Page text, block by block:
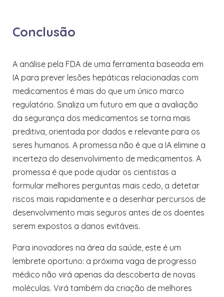
Conclusão
A análise pela FDA de uma ferramenta baseada em
IA para prever lesões hepáticas relacionadas com
medicamentos é mais do que um único marco
regulatório. Sinaliza um futuro em que a avaliação
da segurança dos medicamentos se torna mais
preditiva, orientada por dados e relevante para os
seres humanos. A promessa não é que a IA elimine a
incerteza do desenvolvimento de medicamentos. A
promessa é que pode ajudar os cientistas a
formular melhores perguntas mais cedo, a detetar
riscos mais rapidamente e a desenhar percursos de
desenvolvimento mais seguros antes de os doentes
serem expostos a danos evitáveis.
Para inovadores na área da saúde, este é um
lembrete oportuno: a próxima vaga de progresso
médico não virá apenas da descoberta de novas
moléculas. Virá também da criação de melhores